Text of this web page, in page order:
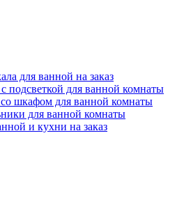
для ванной на заказ
подсветкой для ванной комнаты
со шкафом для ванной комнаты
для ванной комнаты
и кухни на заказ